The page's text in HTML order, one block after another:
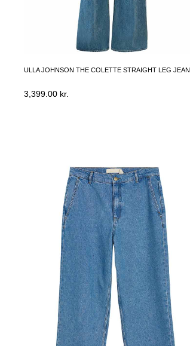
ULLA JOHNSON THE COLETTE STRAIGHT LEG JEAN
3,399.00 kr.